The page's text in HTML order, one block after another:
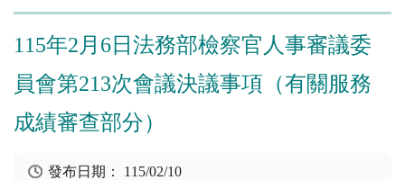
115年2月6日法務部檢察官人事審議委
員會第213次會議決議事項（有關服務
成績審查部分）
發布日期： 115/02/10